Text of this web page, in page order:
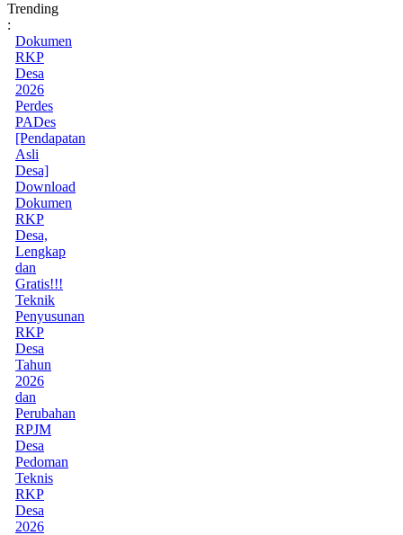
Trending
:
Dokumen
RKP
Desa
2026
Perdes
PADes
[Pendapatan
Asli
Desa]
Download
Dokumen
RKP
Desa,
Lengkap
dan
Gratis!!!
Teknik
Penyusunan
RKP
Desa
Tahun
2026
dan
Perubahan
RPJM
Desa
Pedoman
Teknis
RKP
Desa
2026